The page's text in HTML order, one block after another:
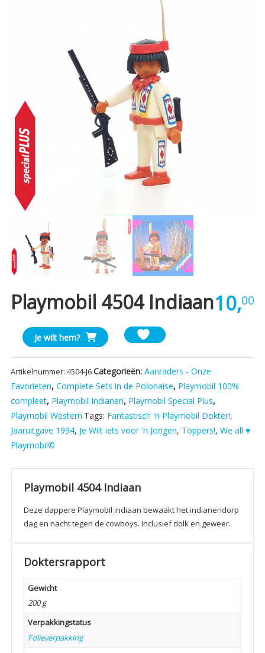
Playmobil 4504 Indiaan10,00
Playmobil
4504
Indiaan
aantal
Je wilt hem?
Artikelnummer: 4504-J6Categorieën: Aanraders - Onze
Favorieten, Complete Sets in de Polonaise, Playmobil 100%
compleet, Playmobil Indianen, Playmobil Special Plus,
Playmobil Western Tags: Fantastisch 'n Playmobil Dokter!,
Jaaruitgave 1994, Je Wilt iets voor 'n Jongen, Toppers!, We all ♥
Playmobil©
Playmobil 4504 Indiaan
Deze dappere Playmobil indiaan bewaakt het indianendorp
dag en nacht tegen de cowboys. Inclusief dolk en geweer.
Doktersrapport
Gewicht
200 g
Verpakkingstatus
Folieverpakking